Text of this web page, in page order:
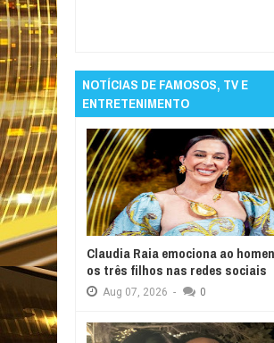
NOTÍCIAS DE FAMOSOS, TV E
ENTRETENIMENTO
Claudia Raia emociona ao
os três filhos nas redes sociais
Aug 07, 2026 - 0